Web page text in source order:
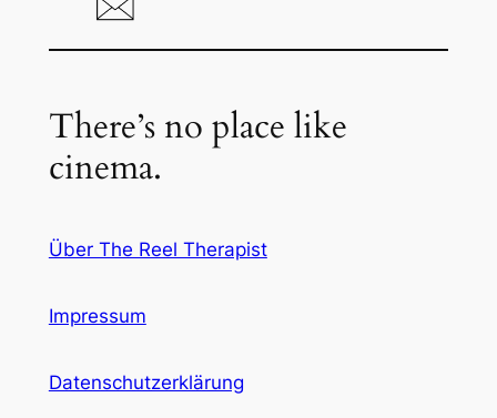
There’s no place like
cinema.
Über The Reel Therapist
Impressum
Datenschutzerklärung